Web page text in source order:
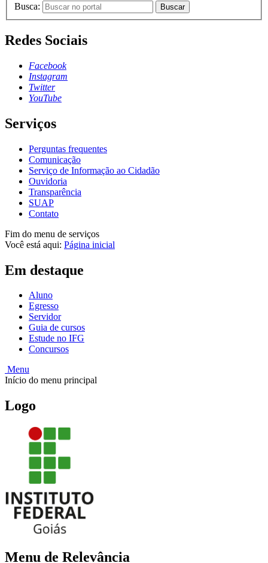
Busca: Buscar
Redes Sociais
Facebook
Instagram
Twitter
YouTube
Serviços
Perguntas frequentes
Comunicação
Serviço de Informação ao Cidadão
Ouvidoria
Transparência
SUAP
Contato
Fim do menu de serviços
Você está aqui: Página inicial
Em destaque
Aluno
Egresso
Servidor
Guia de cursos
Estude no IFG
Concursos
Menu
Início do menu principal
Logo
Menu de Relevância